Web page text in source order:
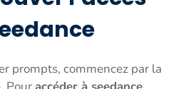
prompts, commencez par la